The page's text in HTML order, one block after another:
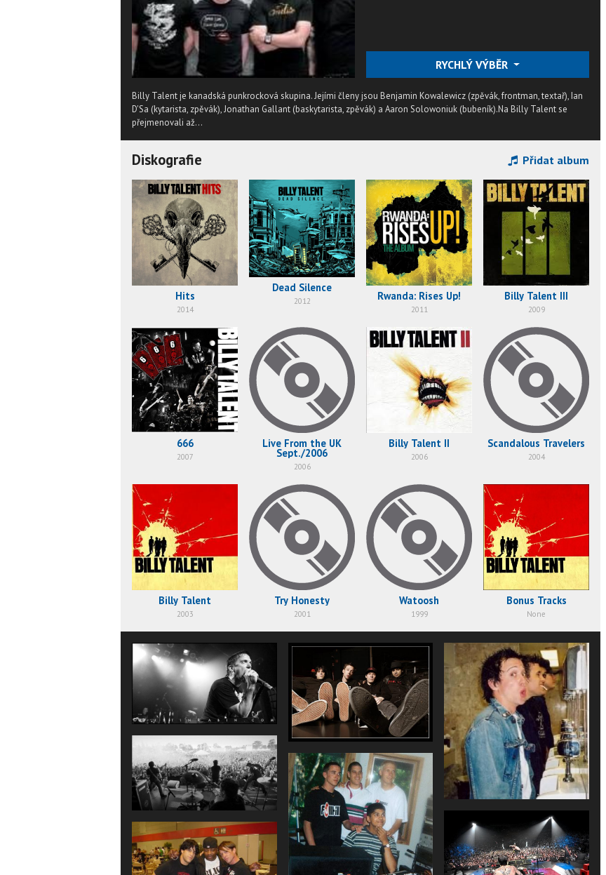
RYCHLÝ VÝBĚR
Billy Talent je kanadská punkrocková skupina. Jejími členy jsou Benjamin Kowalewicz (zpěvák, frontman, textař), Ian
D'Sa (kytarista, zpěvák), Jonathan Gallant (baskytarista, zpěvák) a Aaron Solowoniuk (bubeník).Na Billy Talent se
přejmenovali až...
Diskografie Přidat album
Hits
2014
Dead Silence
2012 Rwanda: Rises Up!
2011
Billy Talent III
2009
666
2007
Live From the UK
Sept./2006
2006
Billy Talent II
2006
Scandalous Travelers
2004
Billy Talent
2003
Try Honesty
2001
Watoosh
1999
Bonus Tracks
None